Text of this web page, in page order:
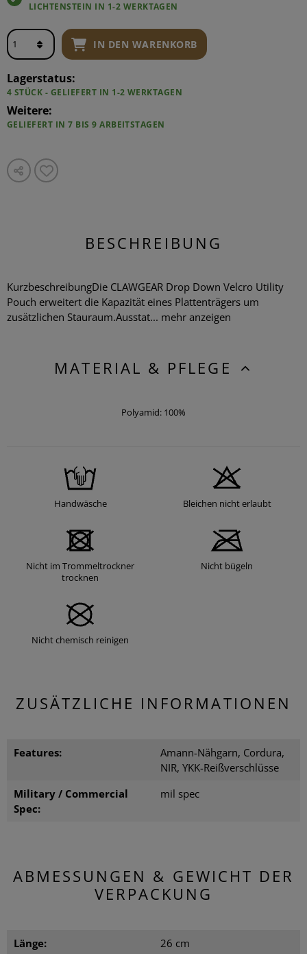
LICHTENSTEIN IN 1-2 WERKTAGEN
IN DEN WARENKORB
Lagerstatus:
4 STÜCK - GELIEFERT IN 1-2 WERKTAGEN
Weitere:
GELIEFERT IN 7 BIS 9 ARBEITSTAGEN
BESCHREIBUNG
KurzbeschreibungDie CLAWGEAR Drop Down Velcro Utility
Pouch erweitert die Kapazität eines Plattenträgers um
zusätzlichen Stauraum.Ausstat... mehr anzeigen
MATERIAL & PFLEGE
Polyamid: 100%
Handwäsche Bleichen nicht erlaubt
Nicht im Trommeltrockner
trocknen
Nicht bügeln
Nicht chemisch reinigen
ZUSÄTZLICHE INFORMATIONEN
Features:
Amann-Nähgarn, Cordura,
NIR, YKK-Reißverschlüsse
Military / Commercial
Spec:
mil spec
ABMESSUNGEN & GEWICHT DER
VERPACKUNG
Länge: 26 cm